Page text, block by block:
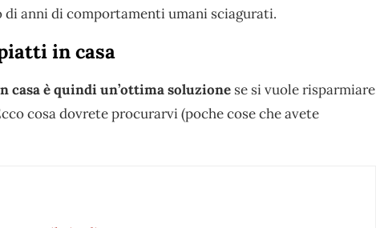
di anni di comportamenti umani sciagurati.
in casa
casa è quindi un’ottima soluzione se si vuole risparmiare
cosa dovrete procurarvi (poche cose che avete